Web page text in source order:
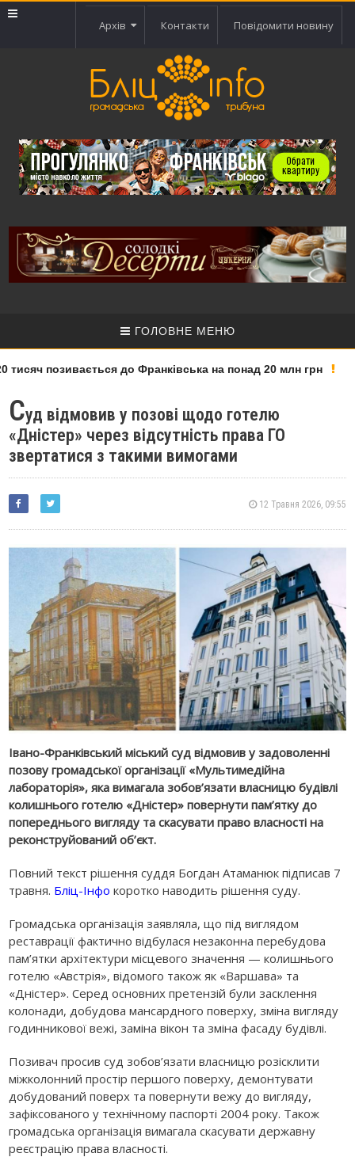
Архів Контакти Повідомити новину
ГОЛОВНЕ МЕНЮ
позивається до Франківська на понад 20 млн грн
Суд відмовив у позові щодо готелю
«Дністер» через відсутність права ГО
звертатися з такими вимогами
12 Травня 2026, 09:55
Івано-Франківський міський суд відмовив у задоволенні
позову громадської організації «Мультимедійна
лабораторія», яка вимагала зобов’язати власницю будівлі
колишнього готелю «Дністер» повернути пам’ятку до
попереднього вигляду та скасувати право власності на
реконструйований об’єкт.
Повний текст рішення суддя Богдан Атаманюк підписав 7
травня. Бліц-Інфо коротко наводить рішення суду.
Громадська організація заявляла, що під виглядом
реставрації фактично відбулася незаконна перебудова
пам’ятки архітектури місцевого значення — колишнього
готелю «Австрія», відомого також як «Варшава» та
«Дністер». Серед основних претензій були засклення
колонади, добудова мансардного поверху, зміна вигляду
годинникової вежі, заміна вікон та зміна фасаду будівлі.
Позивач просив суд зобов’язати власницю розісклити
міжколонний простір першого поверху, демонтувати
добудований поверх та повернути вежу до вигляду,
зафіксованого у технічному паспорті 2004 року. Також
громадська організація вимагала скасувати державну
реєстрацію права власності.